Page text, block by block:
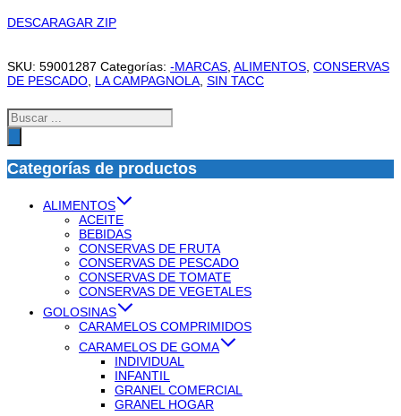
DESCARAGAR ZIP
SKU: 59001287 Categorías: -MARCAS ALIMENTOS CONSERVAS
DE PESCADO LA CAMPAGNOLA SIN TACC
Búsqueda
de
productos
Categorías de productos
ALIMENTOS
ACEITE
BEBIDAS
CONSERVAS DE FRUTA
CONSERVAS DE PESCADO
CONSERVAS DE TOMATE
CONSERVAS DE VEGETALES
GOLOSINAS
CARAMELOS COMPRIMIDOS
CARAMELOS DE GOMA
INDIVIDUAL
INFANTIL
GRANEL COMERCIAL
GRANEL HOGAR